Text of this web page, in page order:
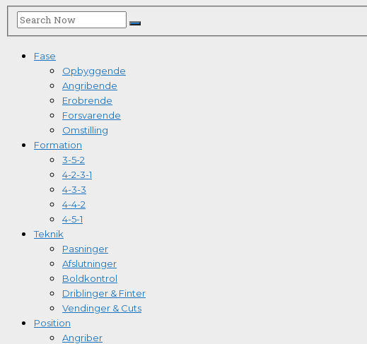
Fase
Opbyggende
Angribende
Erobrende
Forsvarende
Omstilling
Formation
3-5-2
4-2-3-1
4-3-3
4-4-2
4-5-1
Teknik
Pasninger
Afslutninger
Boldkontrol
Driblinger & Finter
Vendinger & Cuts
Position
Angriber